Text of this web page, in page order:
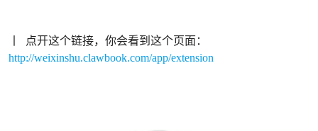
丨 点开这个链接，你会看到这个页面：
http://weixinshu.clawbook.com/app/extension